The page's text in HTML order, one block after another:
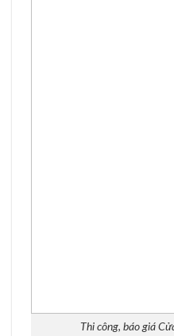
Thi công, báo giá